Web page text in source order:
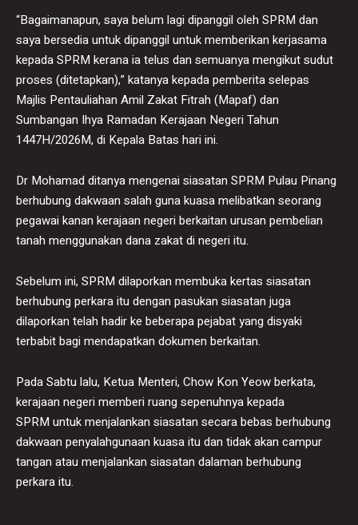
“Bagaimanapun, saya belum lagi dipanggil oleh SPRM dan
saya bersedia untuk dipanggil untuk memberikan kerjasama
kepada SPRM kerana ia telus dan semuanya mengikut sudut
proses (ditetapkan),” katanya kepada pemberita selepas
Majlis Pentauliahan Amil Zakat Fitrah (Mapaf) dan
Sumbangan Ihya Ramadan Kerajaan Negeri Tahun
1447H/2026M, di Kepala Batas hari ini.
Dr Mohamad ditanya mengenai siasatan SPRM Pulau Pinang
berhubung dakwaan salah guna kuasa melibatkan seorang
pegawai kanan kerajaan negeri berkaitan urusan pembelian
tanah menggunakan dana zakat di negeri itu.
Sebelum ini, SPRM dilaporkan membuka kertas siasatan
berhubung perkara itu dengan pasukan siasatan juga
dilaporkan telah hadir ke beberapa pejabat yang disyaki
terbabit bagi mendapatkan dokumen berkaitan.
Pada Sabtu lalu, Ketua Menteri, Chow Kon Yeow berkata,
kerajaan negeri memberi ruang sepenuhnya kepada
SPRM untuk menjalankan siasatan secara bebas berhubung
dakwaan penyalahgunaan kuasa itu dan tidak akan campur
tangan atau menjalankan siasatan dalaman berhubung
perkara itu.